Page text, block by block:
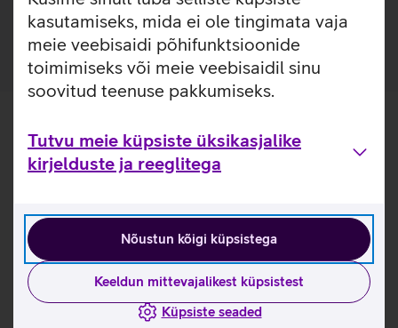
kasutamiseks, mida ei ole tingimata vaja
meie veebisaidi põhifunktsioonide
toimimiseks või meie veebisaidil sinu
soovitud teenuse pakkumiseks.
Tutvu meie küpsiste üksikasjalike
kirjelduste ja reeglitega
Nõustun kõigi küpsistega
Keeldun mittevajalikest küpsistest
Küpsiste seaded
laadijatega.